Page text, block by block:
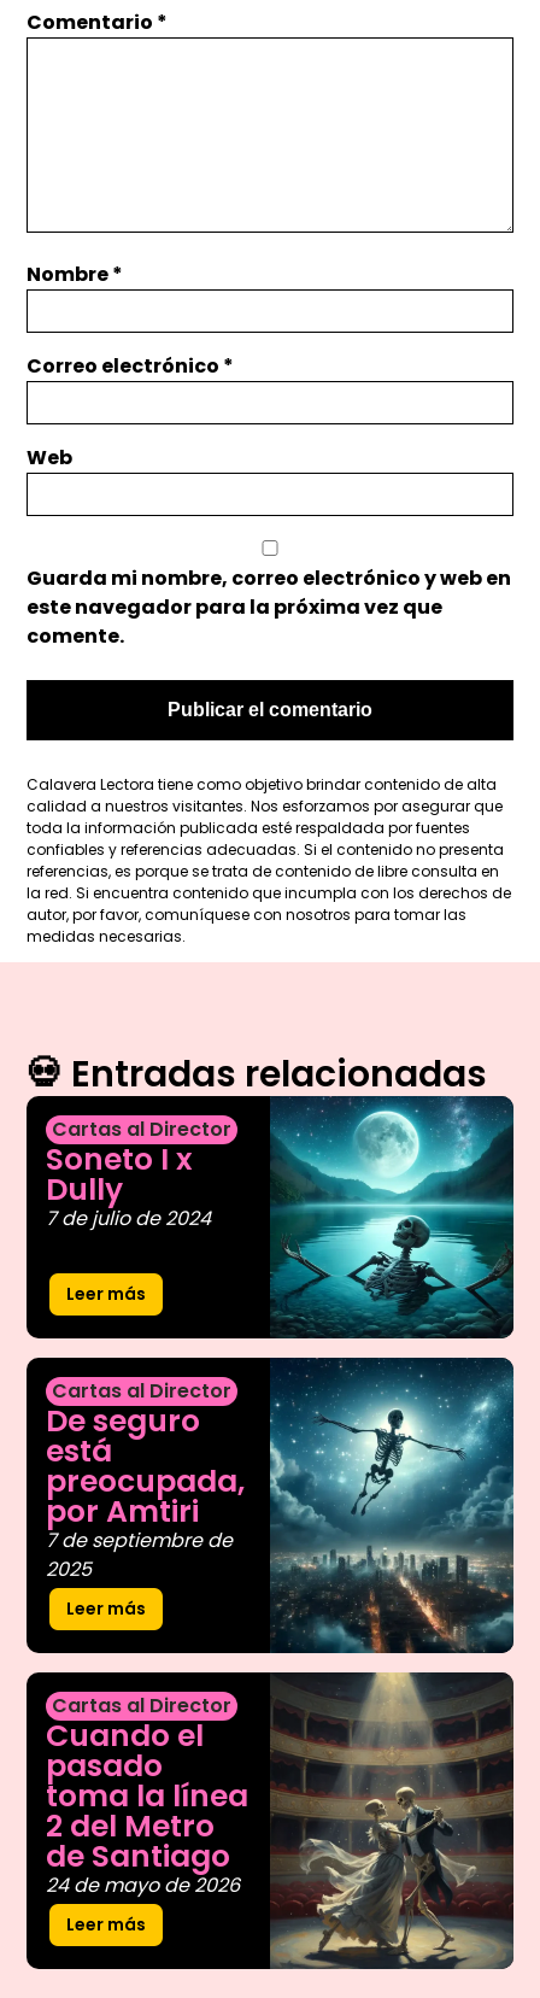
Comentario *
Nombre*
Correo electrónico *
Web
Guarda mi nombre, correo electrónico y web en
este navegador para la próxima vez que
comente.
Calavera Lectora tiene como objetivo brindar contenido de alta
calidad a nuestros visitantes. Nos esforzamos por asegurar que
toda la información publicada esté respaldada por fuentes
confiables y referencias adecuadas. Si el contenido no presenta
referencias, es porque se trata de contenido de libre consulta en
la red. Si encuentra contenido que incumpla con los derechos de
autor, por favor, comuníquese con nosotros para tomar las
medidas necesarias.
💀 Entradas relacionadas
Cartas al Director
Soneto I x
Dully
7 de julio de 2024
Leer más
Cartas al Director
De seguro
está
preocupada,
por Amtiri
7 de septiembre de
2025
Leer más
Cartas al Director
Cuando el
pasado
toma la línea
2 del Metro
de Santiago
24 de mayo de 2026
Leer más